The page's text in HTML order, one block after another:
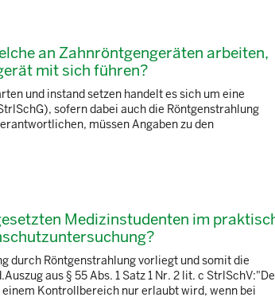
an Zahnröntgengeräten arbeiten,
mit sich führen?
und instand setzen handelt es sich um eine
sofern dabei auch die Röntgenstrahlung
müssen Angaben zu den
Medizinstudenten im
durch Röntgenstrahlung vorliegt und somit die
aus § 55 Abs. 1 Satz 1 Nr. 2 lit. c
Kontrollbereich nur erlaubt wird, wenn bei